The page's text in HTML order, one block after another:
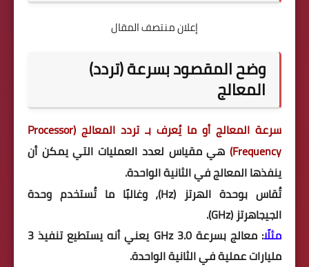
إعلان منتصف المقال
وضح المقصود بسرعة (تردد)
المعالج
سرعة المعالج أو ما يُعرف بـ تردد المعالج (Processor
Frequency) هي مقياس لعدد العمليات التي يمكن أن
ينفذها المعالج في الثانية الواحدة.
تُقاس بوحدة الهرتز (Hz)، وغالبًا ما تُستخدم وحدة
الجيجاهرتز (GHz).
مثلًا
: معالج بسرعة 3.0 GHz يعني أنه يستطيع تنفيذ 3
مليارات عملية في الثانية الواحدة.